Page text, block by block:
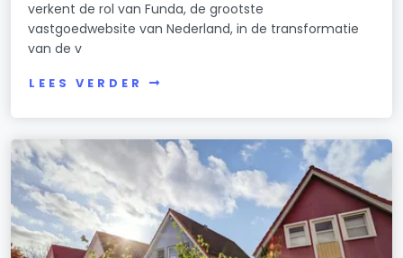
verkent de rol van Funda, de grootste
vastgoedwebsite van Nederland, in de transformatie
van de v
LEES VERDER